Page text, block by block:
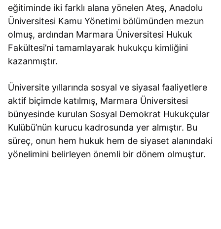
eğitiminde iki farklı alana yönelen Ateş, Anadolu
Üniversitesi Kamu Yönetimi bölümünden mezun
olmuş, ardından Marmara Üniversitesi Hukuk
Fakültesi’ni tamamlayarak hukukçu kimliğini
kazanmıştır.
Üniversite yıllarında sosyal ve siyasal faaliyetlere
aktif biçimde katılmış, Marmara Üniversitesi
bünyesinde kurulan Sosyal Demokrat Hukukçular
Kulübü’nün kurucu kadrosunda yer almıştır. Bu
süreç, onun hem hukuk hem de siyaset alanındaki
yönelimini belirleyen önemli bir dönem olmuştur.